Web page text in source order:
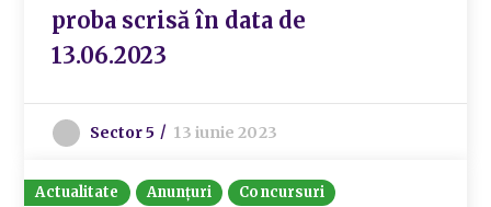
proba scrisă în data de
13.06.2023
Sector 5 13 iunie 2023
Actualitate Anunțuri Concursuri